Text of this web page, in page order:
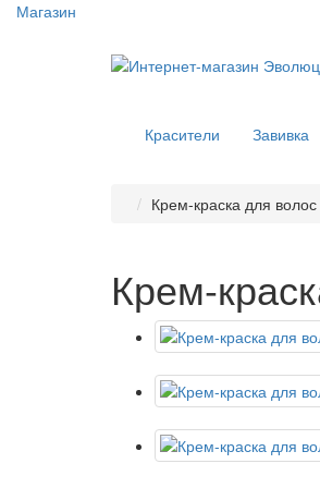
Магазин
Красители Завивка
Крем-краска для
Крем-